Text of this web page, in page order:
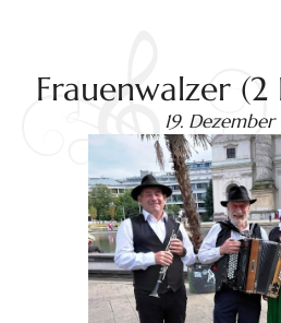
Frauenwalzer
19.